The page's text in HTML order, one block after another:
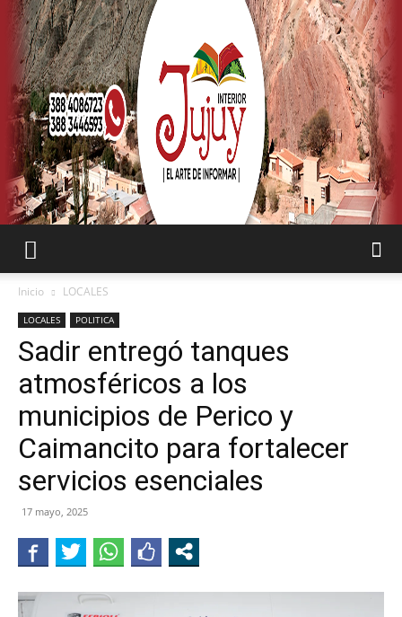
INTERIOR
JUJUY
Inicio LOCALES
LOCALES POLITICA
Sadir entregó tanques
atmosféricos a los
municipios de Perico y
Caimancito para fortalecer
servicios esenciales
17 mayo, 2025